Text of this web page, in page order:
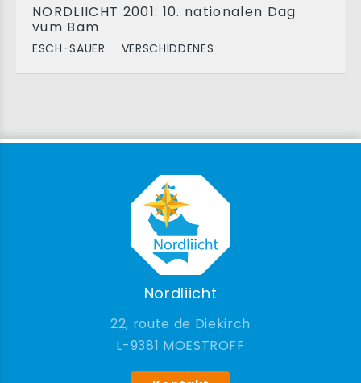
NORDLIICHT 2001: 10. nationalen Dag
vum Bam
ESCH-SAUER VERSCHIDDENES
Nordliicht
22, route de Diekirch
9381 MOESTROFF